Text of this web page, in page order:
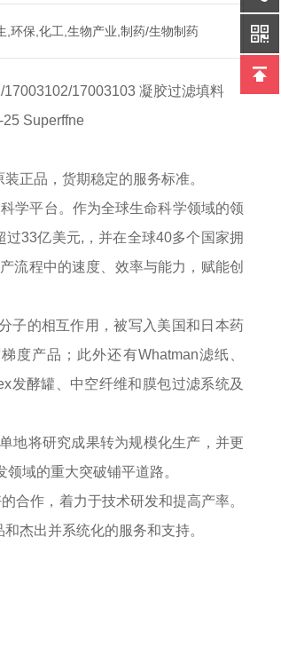
,环保,化工,生物产业,制药/生物制药
17003103 凝胶过滤填料
Superffne
正品，货期稳定的服务标准。
学平台。作为全球生命科学领域的领
33亿美元,，并在全球40多个国家拥
流程中的速度、效率与能力，赋能创
子的相互作用，被写入美国和日本药
度产品；此外还有Whatman滤纸、
发酵罐、中空纤维和膜包过滤系统及
地将研究成果转为规模化生产，并更
域的重大突破铺平道路。
合作，着力于技术研发和提高产率。
杰出并系统化的服务和支持。